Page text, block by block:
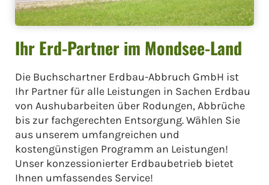
Ihr Erd-Partner im Mondsee-Land
Die Buchschartner Erdbau-Abbruch GmbH ist
Ihr Partner für alle Leistungen in Sachen Erdbau
von Aushubarbeiten über Rodungen, Abbrüche
bis zur fachgerechten Entsorgung. Wählen Sie
aus unserem umfangreichen und
kostengünstigen Programm an Leistungen!
Unser konzessionierter Erdbaubetrieb bietet
Ihnen umfassendes Service!